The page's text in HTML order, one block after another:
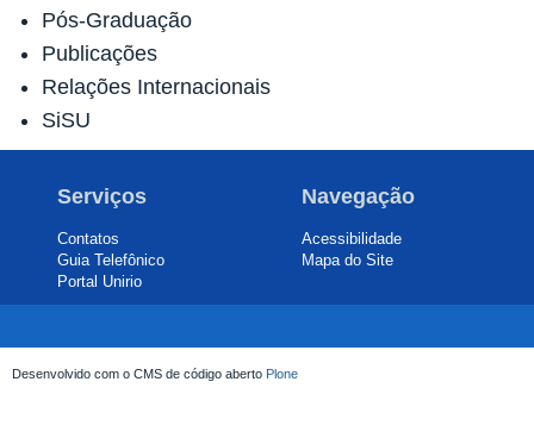
Pós-Graduação
Publicações
Relações Internacionais
SiSU
Serviços
Contatos
Guia Telefônico
Portal Unirio
Navegação
Acessibilidade
Mapa do Site
Desenvolvido com o CMS de código aberto Plone